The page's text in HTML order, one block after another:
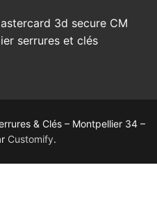
& Clés – Montpellier 34 –
Customify.